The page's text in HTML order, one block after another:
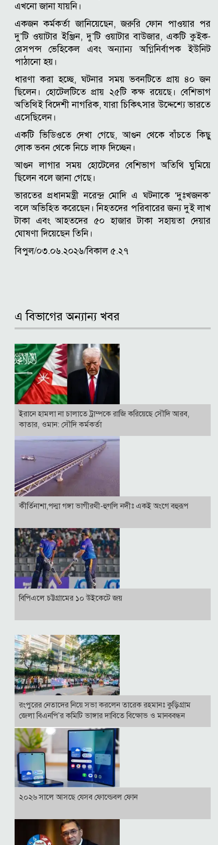
এখনো জানা যায়নি।
একজন কর্মকর্তা জানিয়েছেন, জরুরি ফোন পাওয়ার পর
দু’টি ওয়াটার ইঞ্জিন, দু’টি ওয়াটার বাউজার, একটি কুইক-
রেসপন্স ভেহিকেল এবং অন্যান্য অগ্নিনির্বাপক ইউনিট
পাঠানো হয়।
ধারণা করা হচ্ছে, ঘটনার সময় ভবনটিতে প্রায় ৪০ জন
ছিলেন। হোটেলটিতে প্রায় ২৫টি কক্ষ রয়েছে। বেশিভাগ
অতিথিই বিদেশী নাগরিক, যারা চিকিৎসার উদ্দেশ্যে ভারতে
এসেছিলেন।
একটি ভিডিওতে দেখা গেছে, আগুন থেকে বাঁচতে কিছু
লোক ভবন থেকে নিচে লাফ দিচ্ছেন।
আগুন লাগার সময় হোটেলের বেশিভাগ অতিথি ঘুমিয়ে
ছিলেন বলে জানা গেছে।
ভারতের প্রধানমন্ত্রী নরেন্দ্র মোদি এ ঘটনাকে ‘দুঃখজনক’
বলে অভিহিত করেছেন। নিহতদের পরিবারের জন্য দুই লাখ
টাকা এবং আহতদের ৫০ হাজার টাকা সহায়তা দেয়ার
ঘোষণা দিয়েছেন তিনি।
বিপুল/০৩.০৬.২০২৬/বিকাল ৫.২৭
এ বিভাগের অন্যান্য খবর
ইরানে হামলা না চালাতে ট্রাম্পকে রাজি করিয়েছে সৌদি আরব,
কাতার, ওমান: সৌদি কর্মকর্তা
কীর্তিনাশা,পদ্মা গঙ্গা ভাগীরথী-হুগলি নদীঃ একই অংগে বহুরূপ
বিপিএলে চট্টগ্রামের ১০ উইকেটে জয়
রংপুরের নেতাদের নিয়ে সভা করলেন তারেক রহমানঃ কুড়িগ্রাম
জেলা বিএনপি’র কমিটি ভাঙ্গার দাবিতে বিক্ষোভ ও মানববন্ধন
২০২৬ সালে আসছে যেসব ফোল্ডেবল ফোন